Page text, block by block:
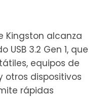
Kingston alcanza
3.2 Gen 1, que
equipos de
otros dispositivos
rápidas